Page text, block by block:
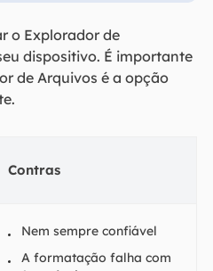
o Explorador de
dispositivo. É importante
de Arquivos é a opção
Contras
Nem sempre confiável
A formatação falha com